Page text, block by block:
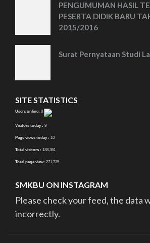
PENGUMUMAN HASIL
PESERTA DIDIK BARU
2015/2016
Surat Pernyataan Studi
SITE STATISTICS
Users online: 0
Visitors today : 9
Page views today : 10
Total visitors : 188,361
Total page view: 271,735
SMKBU ON INSTAGRAM
Please check your feed, the data
incorrectly.